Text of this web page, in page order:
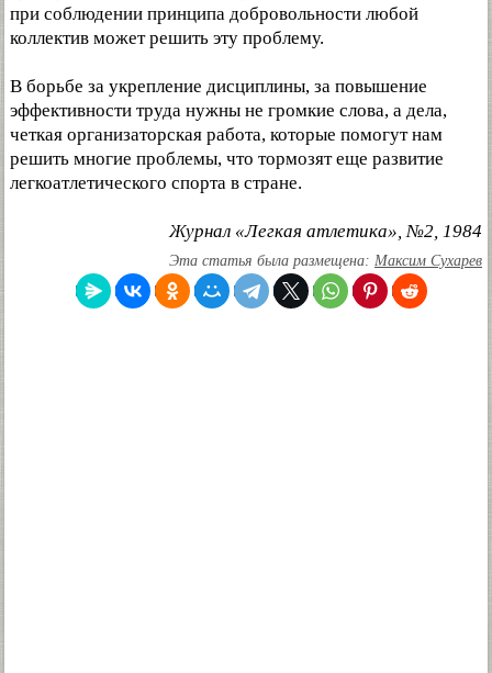
при соблюдении принципа добровольности любой
коллектив может решить эту проблему.
В борьбе за укрепление дисциплины, за повышение
эффективности труда нужны не громкие слова, а дела,
четкая организаторская работа, которые помогут нам
решить многие проблемы, что тормозят еще развитие
легкоатлетического спорта в стране.
Журнал «Легкая атлетика», №2, 1984
Эта статья была размещена: Максим Сухарев